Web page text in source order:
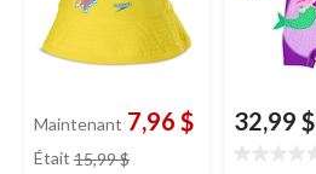
Maintenant 7,96 $
Était 15,99 $
32,99 $